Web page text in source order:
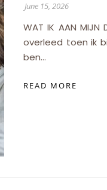
June 15, 2026
WAT IK AAN
overleed toen ik
ben…
READ MORE